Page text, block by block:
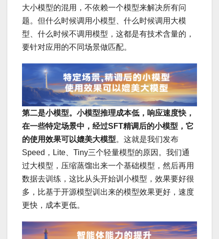
大小模型的混用，不依赖一个模型来解决所有问
题。但什么时候调用小模型、什么时候调用大模
型、什么时候不调用模型，这都是有技术含量的，
要针对应用的不同场景做匹配。
第二是小模型。小模型推理成本低，响应速度快，
在一些特定场景中，经过SFT精调后的小模型，它
的使用效果可以媲美大模型。这就是我们发布
Speed，Lite、Tiny三个轻量模型的原因。我们通
过大模型，压缩蒸馏出来一个基础模型，然后再用
数据去训练，这比从头开始训小模型，效果要好很
多，比基于开源模型训出来的模型效果更好，速度
更快，成本更低。